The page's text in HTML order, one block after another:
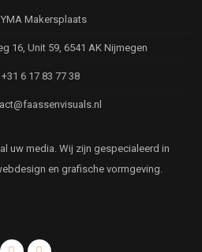
Makersplaats
16, Unit 59, 6541 AK Nijmegen
+31 6 17 83 77 38
uw media. Wij zijn gespecialeerd in
en grafische vormgeving.